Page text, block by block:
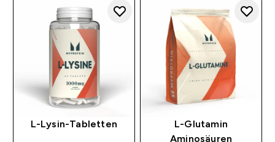
L-Lysin-Tabletten
L-Glutamin
Aminosäuren